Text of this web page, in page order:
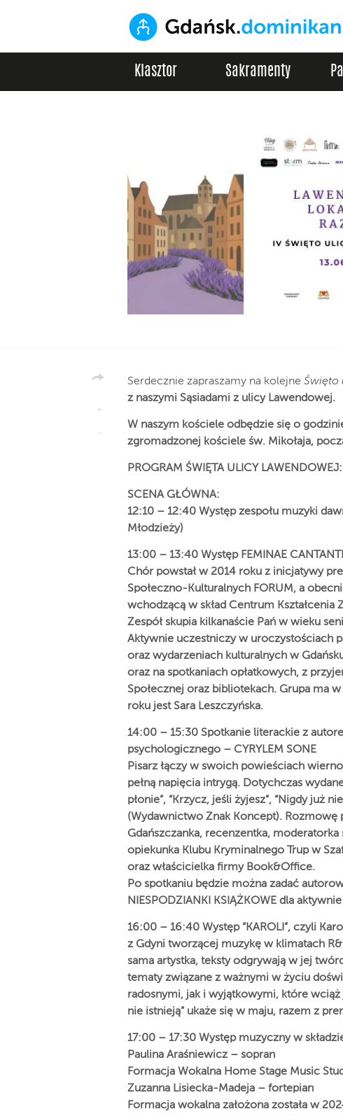
Klasztor Sakramenty
Serdecznie zapraszamy na kolejne Święto
z naszymi Sąsiadami z ulicy Lawendowej.
W naszym kościele odbędzie się o
zgromadzonej kościele św. Mikołaja,
PROGRAM ŚWIĘTA ULICY LAWENDOWEJ:
SCENA GŁÓWNA:
12:10 – 12:40 Występ zespołu muzyki
Młodzieży)
13:00 – 13:40 Występ FEMINAE
Chór powstał w 2014 roku z inicjatywy
Społeczno-Kulturalnych FORUM, a
wchodzącą w skład Centrum
Zespół skupia kilkanaście Pań w wieku
Aktywnie uczestniczy w uroczystościach
oraz wydarzeniach kulturalnych w
oraz na spotkaniach opłatkowych, z
Społecznej oraz bibliotekach. Grupa ma
roku jest Sara Leszczyńska.
14:00 – 15:30 Spotkanie literackie z
psychologicznego – CYRYLEM SONE
Pisarz łączy w swoich powieściach
pełną napięcia intrygą. Dotychczas
płonie”, “Krzycz, jeśli żyjesz”, “Nigdy już
(Wydawnictwo Znak Koncept).
Gdańszczanka, recenzentka,
opiekunka Klubu Kryminalnego Trup w
oraz właścicielka firmy Book&Office.
Po spotkaniu będzie można zadać
NIESPODZIANKI KSIĄŻKOWE dla
16:00 – 16:40 Występ “KAROLI”, czyli
z Gdyni tworzącej muzykę w klimatach
sama artystka, teksty odgrywają w jej
tematy związane z ważnymi w życiu
radosnymi, jak i wyjątkowymi, które wciąż
nie istnieją” ukaże się w maju, razem z
17:00 – 17:30 Występ muzyczny w
Paulina Araśniewicz – sopran
Formacja Wokalna Home Stage Music
Zuzanna Lisiecka-Madeja – fortepian
Formacja wokalna założona została w